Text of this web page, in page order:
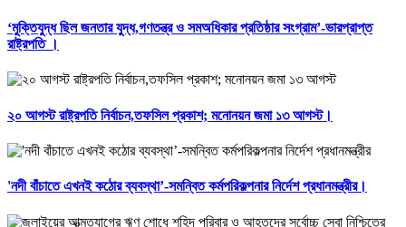
‘মুক্তিযুদ্ধ ছিল জনতার যুদ্ধ,গণতন্ত্র ও সমঅধিকার প্রতিষ্ঠার সংগ্রাম’-ভারপ্রাপ্ত
রাষ্ট্রপতি ।
২০ আগস্ট রাষ্ট্রপতি নির্বাচন,তফসিল প্রকাশ; মনোনয়ন জমা ১৩ আগস্ট।
'নদী বাঁচাতে এখনই কঠোর ব্যবস্থা’-সমন্বিত কর্মপরিকল্পনার নির্দেশ প্রধানমন্ত্রীর।